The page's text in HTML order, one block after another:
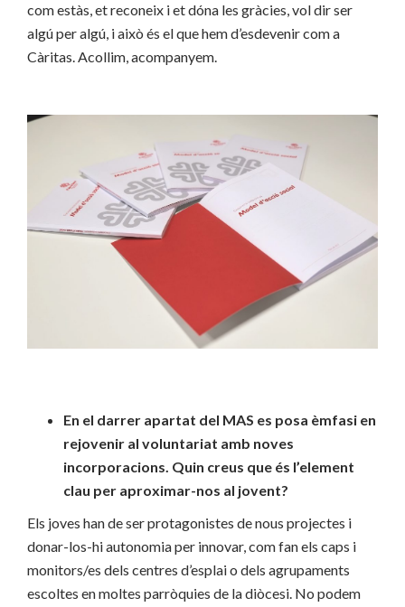
com estàs, et reconeix i et dóna les gràcies, vol dir ser
algú per algú, i això és el que hem d’esdevenir com a
Càritas. Acollim, acompanyem.
En el darrer apartat del MAS es posa èmfasi en
rejovenir al voluntariat amb noves
incorporacions. Quin creus que és l’element
clau per aproximar-nos al jovent?
Els joves han de ser protagonistes de nous projectes i
donar-los-hi autonomia per innovar, com fan els caps i
monitors/es dels centres d’esplai o dels agrupaments
escoltes en moltes parròquies de la diòcesi. No podem